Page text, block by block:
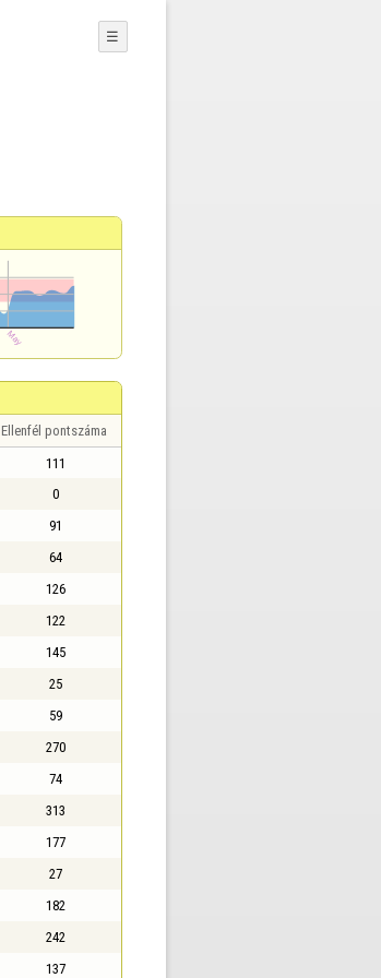
☰
Ellenfél pontszáma
111
0
91
64
126
122
145
25
59
270
74
313
177
27
182
242
137